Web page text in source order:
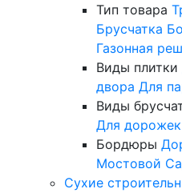
Тип товара
Брусчатка
Газонная
Виды плитки
двора Для
Виды
Для дорожек
Бордюры
Мостовой
Сухие